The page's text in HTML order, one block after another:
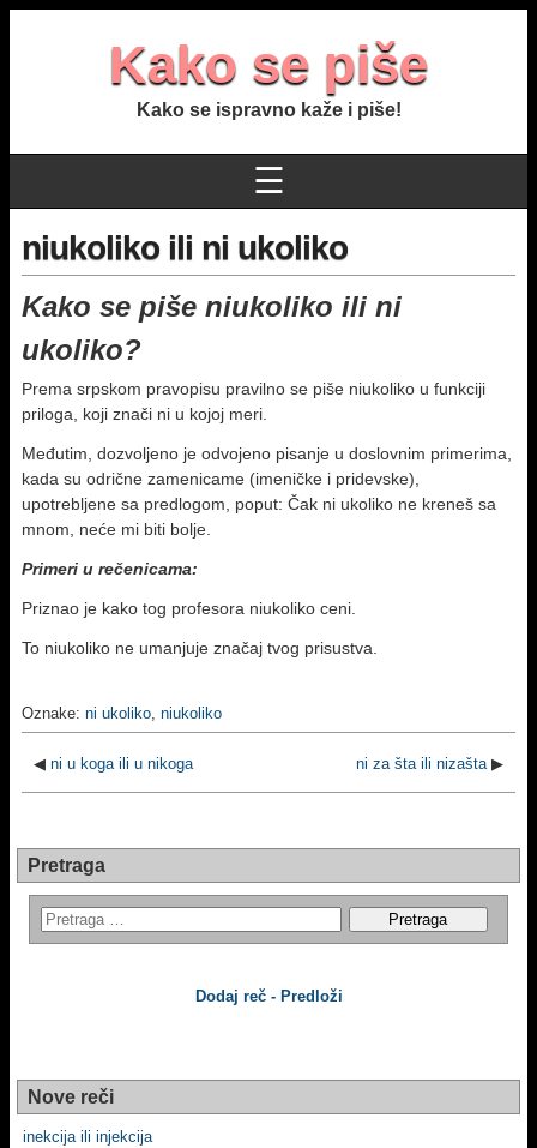
Kako se piše
Kako se ispravno kaže i piše!
☰
niukoliko ili ni ukoliko
Kako se piše niukoliko ili ni
ukoliko?
Prema srpskom pravopisu pravilno se piše niukoliko u funkciji
priloga, koji znači ni u kojoj meri.
Međutim, dozvoljeno je odvojeno pisanje u doslovnim primerima,
kada su odrične zamenicame (imeničke i pridevske),
upotrebljene sa predlogom, poput: Čak ni ukoliko ne kreneš sa
mnom, neće mi biti bolje.
Primeri u rečenicama:
Priznao je kako tog profesora niukoliko ceni.
To niukoliko ne umanjuje značaj tvog prisustva.
Oznake: ni ukoliko, niukoliko
◀ ni u koga ili u nikoga ni za šta ili nizašta▶
Pretraga
Dodaj reč - Predloži
Nove reči
inekcija ili injekcija